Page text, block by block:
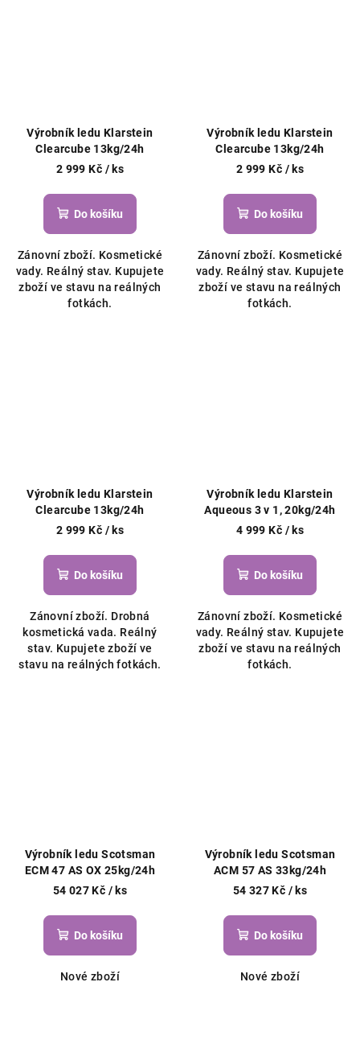
Výrobník ledu Klarstein
Clearcube 13kg/24h
2 999 Kč / ks
Do košíku
Zánovní zboží. Kosmetické
vady. Reálný stav. Kupujete
zboží ve stavu na reálných
fotkách.
Výrobník ledu Klarstein
Clearcube 13kg/24h
2 999 Kč / ks
Do košíku
Zánovní zboží. Kosmetické
vady. Reálný stav. Kupujete
zboží ve stavu na reálných
fotkách.
Výrobník ledu Klarstein
Clearcube 13kg/24h
2 999 Kč / ks
Do košíku
Zánovní zboží. Drobná
kosmetická vada. Reálný
stav. Kupujete zboží ve
stavu na reálných fotkách.
Výrobník ledu Klarstein
Aqueous 3 v 1, 20kg/24h
4 999 Kč / ks
Do košíku
Zánovní zboží. Kosmetické
vady. Reálný stav. Kupujete
zboží ve stavu na reálných
fotkách.
Výrobník ledu Scotsman
ECM 47 AS OX 25kg/24h
54 027 Kč / ks
Do košíku
Nové zboží
Výrobník ledu Scotsman
ACM 57 AS 33kg/24h
54 327 Kč / ks
Do košíku
Nové zboží